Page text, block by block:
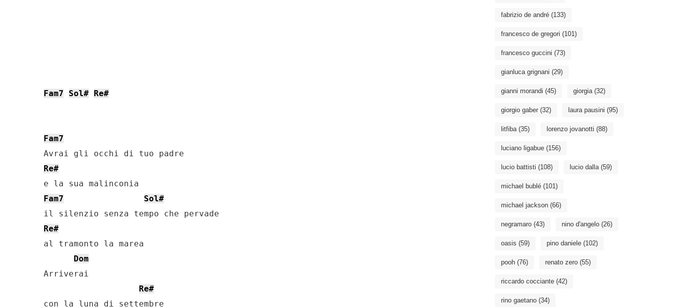
Fam7 Sol# Re#
Fam7
Re#
Fam7
Sol#
Re#
al tramonto la marea
Dom
Arriverai
Re#
con la luna di settembre
fabrizio de andré (133)
francesco de gregori (101)
francesco guccini (73)
gianluca grignani (29)
gianni morandi (45) giorgia(32)
giorgio gaber (32) laura pausini (95)
litfiba(35) lorenzo jovanotti (88)
luciano ligabue (156)
lucio battisti (108) lucio dalla(59)
michael bublé (101)
michael jackson (66)
negramaro (43) nino d'angelo (26)
oasis (59) pino daniele (102)
pooh (76) renato zero (55)
riccardo cocciante (42)
rino gaetano (34)